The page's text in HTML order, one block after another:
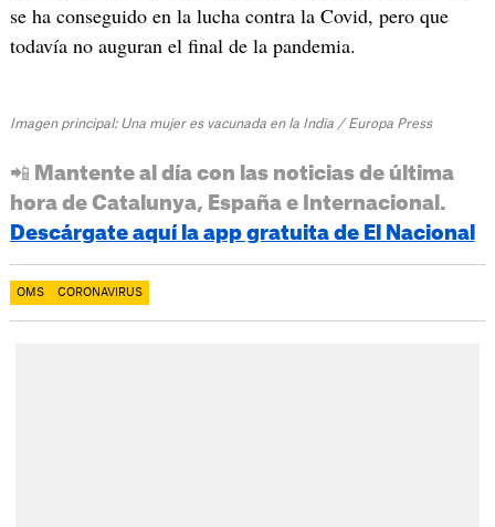
se ha conseguido en la lucha contra la Covid, pero que
todavía no auguran el final de la pandemia.
Imagen principal: Una mujer es vacunada en la India / Europa Press
📲 Mantente al día con las noticias de última
hora de Catalunya, España e Internacional.
Descárgate aquí la app gratuita de El Nacional
OMS CORONAVIRUS